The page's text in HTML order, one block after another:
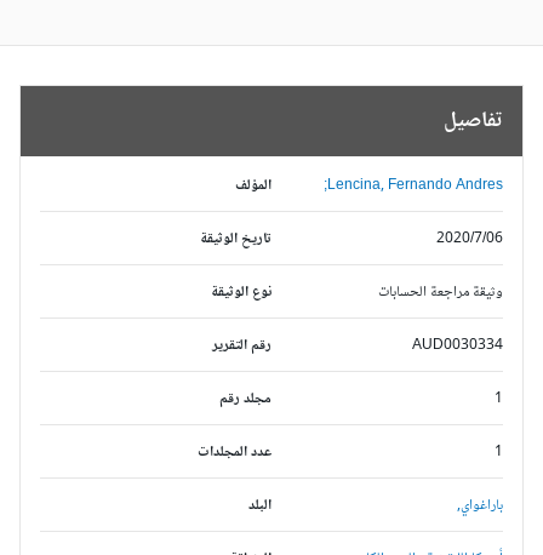
تفاصيل
المؤلف Lencina, Fernando Andres;
تاريخ الوثيقة 2020/7/06
نوع الوثيقة وثيقة مراجعة الحسابات
رقم التقرير AUD0030334
مجلد رقم
عدد المجلدات
البلد باراغواي,